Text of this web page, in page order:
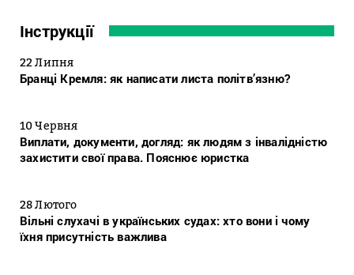
Інструкції
22 Липня
Бранці Кремля: як написати листа політв’язню?
10 Червня
Виплати, документи, догляд: як людям з інвалідністю
захистити свої права. Пояснює юристка
28 Лютого
Вільні слухачі в українських судах: хто вони і чому
їхня присутність важлива